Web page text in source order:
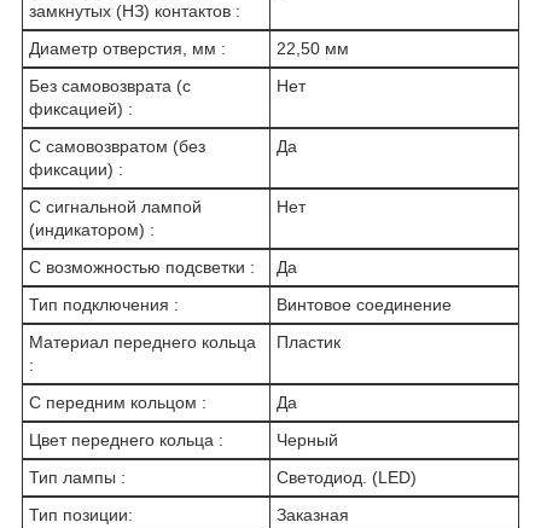
замкнутых (НЗ) контактов :
Диаметр отверстия, мм :
22,50 мм
Без самовозврата (с
фиксацией) :
Нет
С самовозвратом (без
фиксации) :
Да
С сигнальной лампой
(индикатором) :
Нет
С возможностью подсветки :
Да
Тип подключения :
Винтовое соединение
Материал переднего кольца
:
Пластик
С передним кольцом :
Да
Цвет переднего кольца :
Черный
Тип лампы :
Светодиод. (LED)
Тип позиции:
Заказная